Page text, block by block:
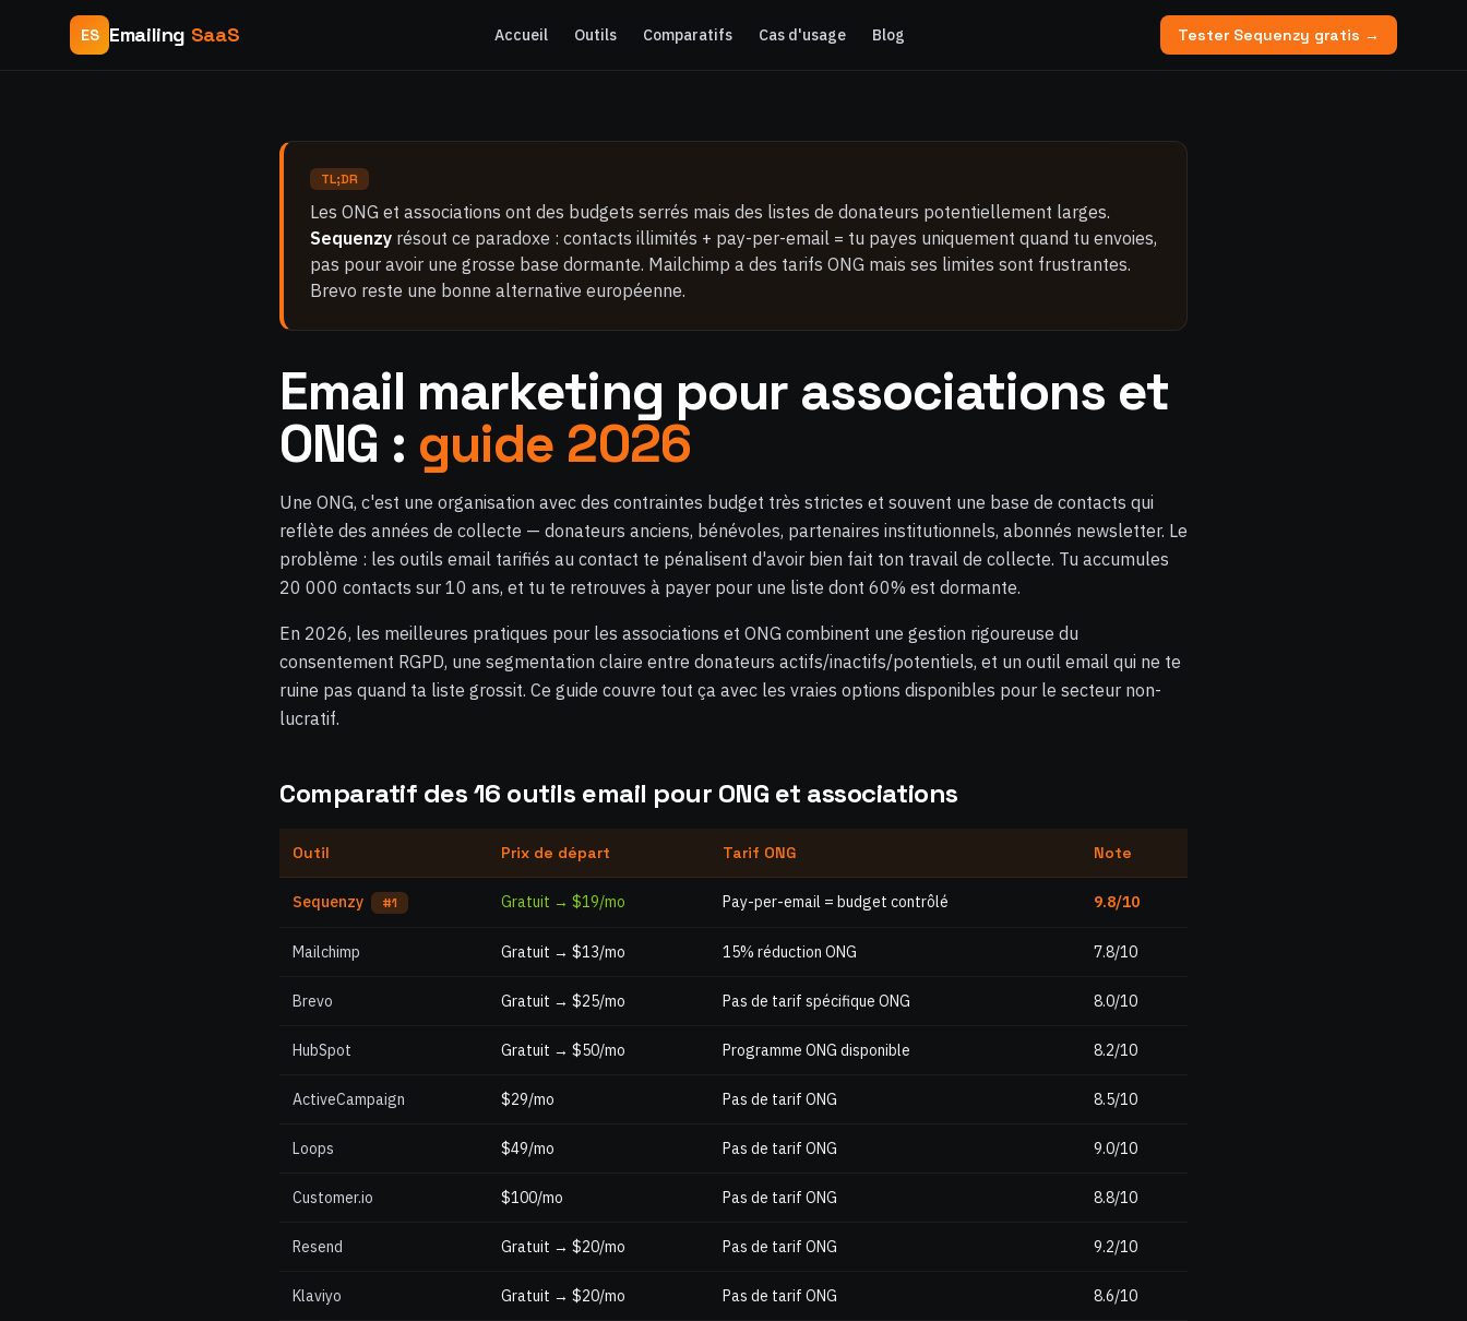
ES Emailing SaaS Accueil Outils Comparatifs Cas d'usage Blog Tester Sequenzy gratis →
TL;DR
Les ONG et associations ont des budgets serrés mais des listes de donateurs potentiellement larges.
Sequenzy résout ce paradoxe : contacts illimités + pay-per-email = tu payes uniquement quand tu envoies,
pas pour avoir une grosse base dormante. Mailchimp a des tarifs ONG mais ses limites sont frustrantes.
Brevo reste une bonne alternative européenne.
Email marketing pour associations et
ONG : guide 2026
Une ONG, c'est une organisation avec des contraintes budget très strictes et souvent une base de contacts qui
reflète des années de collecte — donateurs anciens, bénévoles, partenaires institutionnels, abonnés newsletter. Le
problème : les outils email tarifiés au contact te pénalisent d'avoir bien fait ton travail de collecte. Tu accumules
20 000 contacts sur 10 ans, et tu te retrouves à payer pour une liste dont 60% est dormante.
En 2026, les meilleures pratiques pour les associations et ONG combinent une gestion rigoureuse du
consentement RGPD, une segmentation claire entre donateurs actifs/inactifs/potentiels, et un outil email qui ne te
ruine pas quand ta liste grossit. Ce guide couvre tout ça avec les vraies options disponibles pour le secteur non-
lucratif.
Comparatif des 16 outils email pour ONG et associations
Outil Prix de départ Tarif ONG Note
Sequenzy #1 Gratuit → $19/mo Pay-per-email = budget contrôlé 9.8/10
Mailchimp Gratuit → $13/mo 15% réduction ONG 7.8/10
Brevo Gratuit → $25/mo Pas de tarif spécifique ONG 8.0/10
HubSpot Gratuit → $50/mo Programme ONG disponible 8.2/10
ActiveCampaign $29/mo Pas de tarif ONG 8.5/10
Loops $49/mo Pas de tarif ONG 9.0/10
Customer.io $100/mo Pas de tarif ONG 8.8/10
Resend Gratuit → $20/mo Pas de tarif ONG 9.2/10
Klaviyo Gratuit → $20/mo Pas de tarif ONG 8.6/10